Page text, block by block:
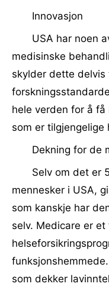
Innovasjon
USA har noen
medisinske
skylder dette delvis
hele verden for å
som er tilgjengelige
Dekning for de
Selv om det er
mennesker i USA,
som kanskje har
selv. Medicare er
som dekker